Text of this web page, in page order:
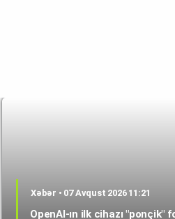
Xəbər • 07 Avqust 2026 11:21
OpenAI-ın ilk cihazı "ponçik"